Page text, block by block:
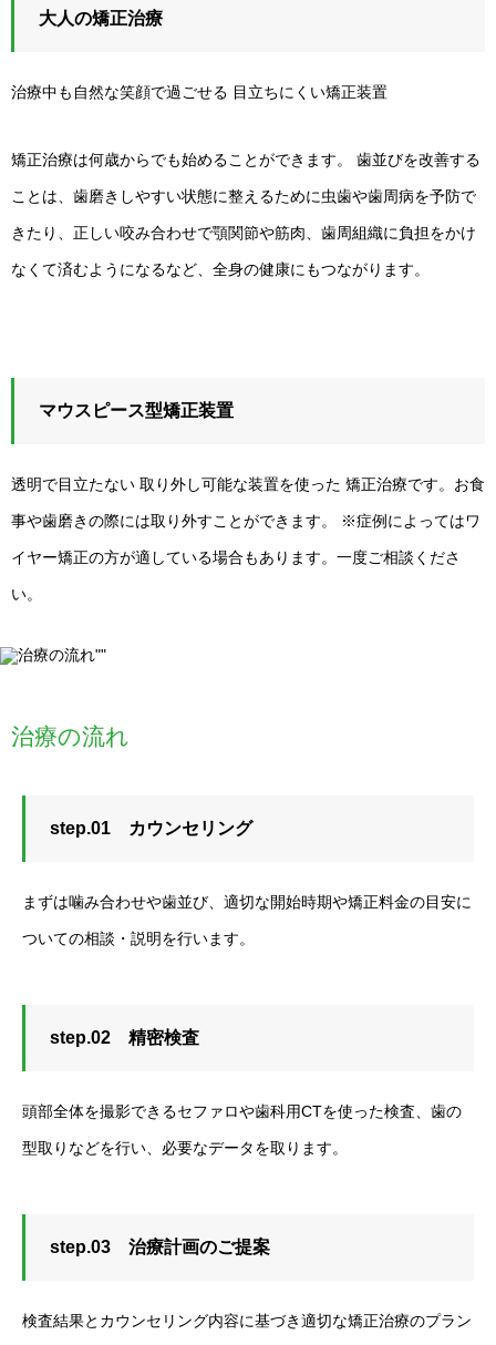
大人の矯正治療
治療中も自然な笑顔で過ごせる 目立ちにくい矯正装置
矯正治療は何歳からでも始めることができます。 歯並びを改善する
ことは、歯磨きしやすい状態に整えるために虫歯や歯周病を予防で
きたり、正しい咬み合わせで顎関節や筋肉、歯周組織に負担をかけ
なくて済むようになるなど、全身の健康にもつながります。
マウスピース型矯正装置
透明で目立たない 取り外し可能な装置を使った 矯正治療です。お食
事や歯磨きの際には取り外すことができます。 ※症例によってはワ
イヤー矯正の方が適している場合もあります。一度ご相談くださ
い。
治療の流れ
step.01 カウンセリング
まずは噛み合わせや歯並び、適切な開始時期や矯正料金の目安に
ついての相談・説明を行います。
step.02 精密検査
頭部全体を撮影できるセファロや歯科用CTを使った検査、歯の
型取りなどを行い、必要なデータを取ります。
step.03 治療計画のご提案
検査結果とカウンセリング内容に基づき適切な矯正治療のプラン